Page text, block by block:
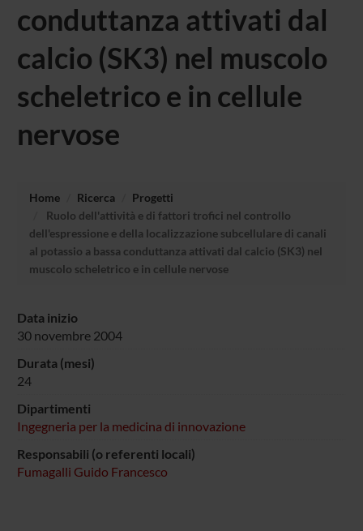
conduttanza attivati dal
calcio (SK3) nel muscolo
scheletrico e in cellule
nervose
Home Ricerca
Progetti
Ruolo dell'attività e di fattori trofici nel controllo
dell'espressione e della localizzazione subcellulare di canali
al potassio a bassa conduttanza attivati dal calcio (SK3) nel
muscolo scheletrico e in cellule nervose
Data inizio
30 novembre 2004
Durata (mesi)
24
Dipartimenti
Ingegneria per la medicina di innovazione
Responsabili (o referenti locali)
Fumagalli Guido Francesco